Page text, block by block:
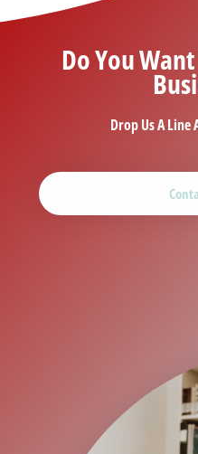
Do You
Drop Us A Line